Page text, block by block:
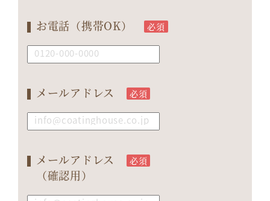
お電話（携帯OK） 必須
メールアドレス 必須
メールアドレス 必須
（確認用）